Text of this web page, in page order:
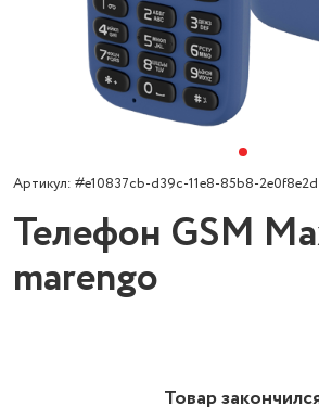
Артикул: #e10837cb-d39c-11e8-85b8-
Телефон GSM
marengo
Товар